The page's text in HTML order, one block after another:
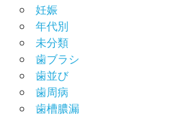
妊娠
年代別
未分類
歯ブラシ
歯並び
歯周病
歯槽膿漏